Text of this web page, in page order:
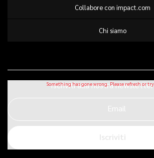
Collabore con impact.com
Chi siamo
Iscriviti alla nostra
Email
Iscriviti